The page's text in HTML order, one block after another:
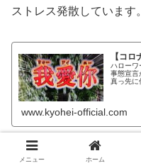
ストレス発散しています。
【コ
ハローワ
事態宣言
真っ先に
www.kyohei-official.com
その他には、
メニュー ホーム